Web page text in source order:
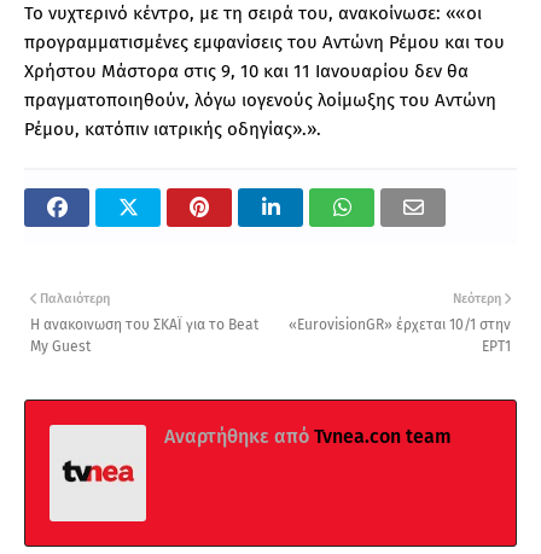
Το νυχτερινό κέντρο, με τη σειρά του, ανακοίνωσε: ««οι
προγραμματισμένες εμφανίσεις του Αντώνη Ρέμου και του
Χρήστου Μάστορα στις 9, 10 και 11 Ιανουαρίου δεν θα
πραγματοποιηθούν, λόγω ιογενούς λοίμωξης του Αντώνη
Ρέμου, κατόπιν ιατρικής οδηγίας».».
Νεότερη
«EurovisionGR» έρχεται 10/1 στην
ΕΡΤ1
Παλαιότερη
Η ανακοινωση του ΣΚΑΪ για το Beat
My Guest
Αναρτήθηκε από Tvnea.con team